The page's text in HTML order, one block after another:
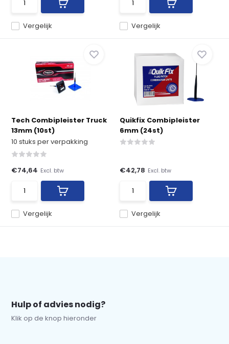
Vergelijk Vergelijk
Tech Combipleister Truck
13mm (10st)
10 stuks per verpakking
Vergelijk
€74,64 Excl. btw
Quikfix Combipleister
6mm (24st)
Vergelijk
€42,78 Excl. btw
Hulp of advies nodig?
Klik op de knop hieronder